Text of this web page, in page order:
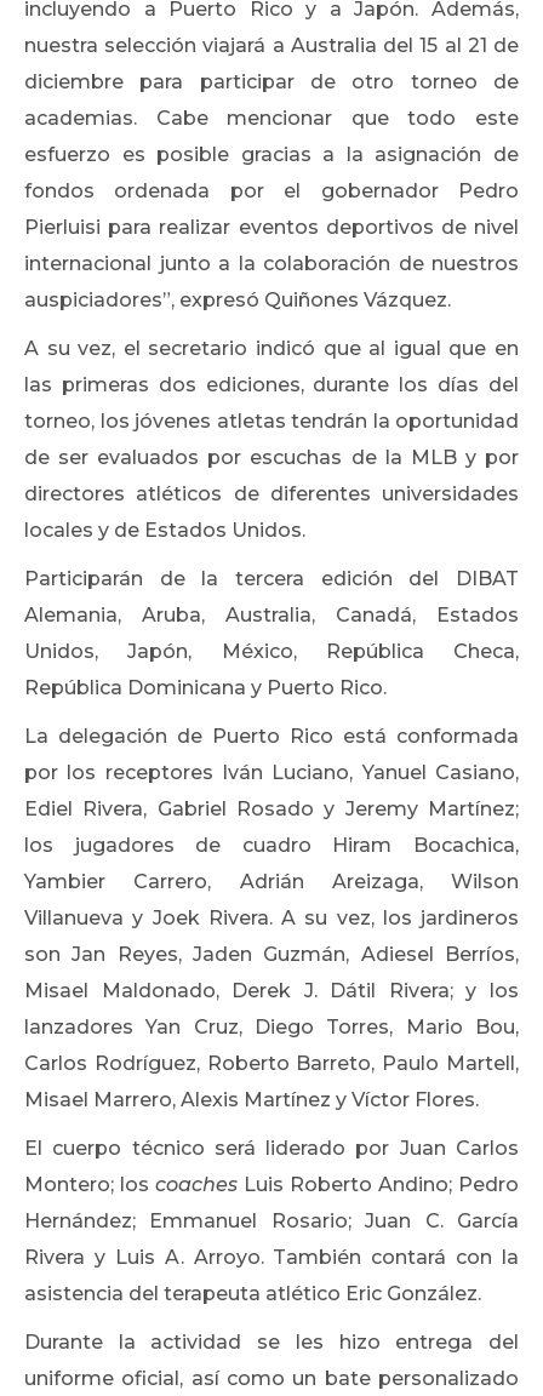
incluyendo a Puerto Rico y a Japón. Además,
nuestra selección viajará a Australia del 15 al 21 de
diciembre para participar de otro torneo de
academias. Cabe mencionar que todo este
esfuerzo es posible gracias a la asignación de
fondos ordenada por el gobernador Pedro
Pierluisi para realizar eventos deportivos de nivel
internacional junto a la colaboración de nuestros
auspiciadores”, expresó Quiñones Vázquez.
A su vez, el secretario indicó que al igual que en
las primeras dos ediciones, durante los días del
torneo, los jóvenes atletas tendrán la oportunidad
de ser evaluados por escuchas de la MLB y por
directores atléticos de diferentes universidades
locales y de Estados Unidos.
Participarán de la tercera edición del DIBAT
Alemania, Aruba, Australia, Canadá, Estados
Unidos, Japón, México, República Checa,
República Dominicana y Puerto Rico.
La delegación de Puerto Rico está conformada
por los receptores Iván Luciano, Yanuel Casiano,
Ediel Rivera, Gabriel Rosado y Jeremy Martínez;
los jugadores de cuadro Hiram Bocachica,
Yambier Carrero, Adrián Areizaga, Wilson
Villanueva y Joek Rivera. A su vez, los jardineros
son Jan Reyes, Jaden Guzmán, Adiesel Berríos,
Misael Maldonado, Derek J. Dátil Rivera; y los
lanzadores Yan Cruz, Diego Torres, Mario Bou,
Carlos Rodríguez, Roberto Barreto, Paulo Martell,
Misael Marrero, Alexis Martínez y Víctor Flores.
El cuerpo técnico será liderado por Juan Carlos
Montero; los coaches Luis Roberto Andino; Pedro
Hernández; Emmanuel Rosario; Juan C. García
Rivera y Luis A. Arroyo. También contará con la
asistencia del terapeuta atlético Eric González.
Durante la actividad se les hizo entrega del
uniforme oficial, así como un bate personalizado